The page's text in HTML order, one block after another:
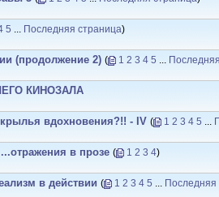
5 ... Последняя страница)
(продолжение 2) ( 1 2 3 4 5 ...
КИНОЗАЛА
вдохновения?!! - IV ( 1 2 3 4 5 ...
в прозе ( 1 2 3 4)
в действии ( 1 2 3 4 5 ... Последняя